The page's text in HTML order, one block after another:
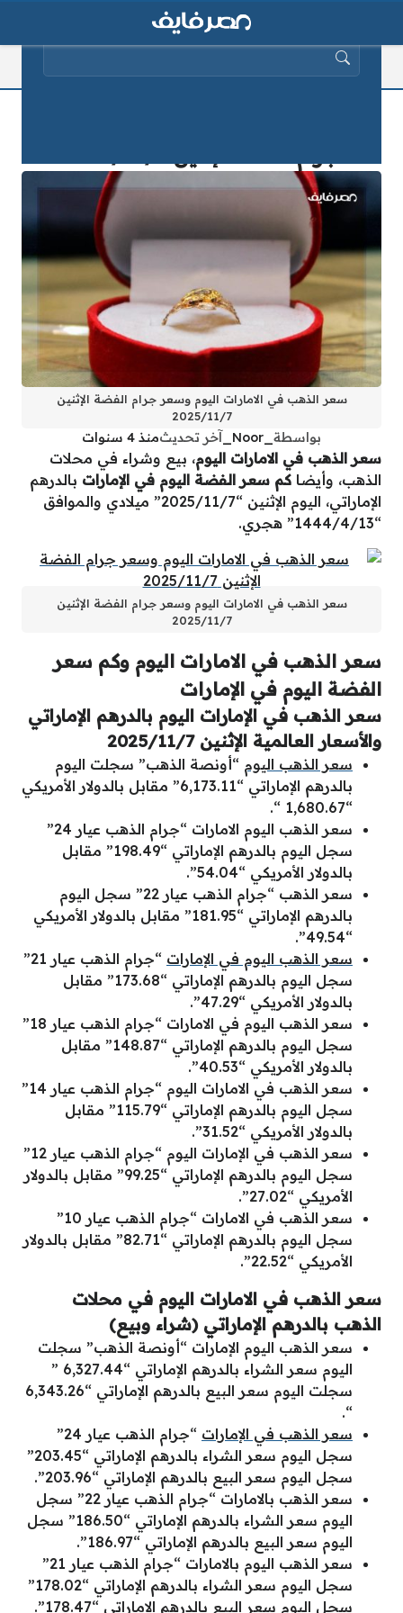
سعر الذهب في الامارات اليوم وسعر جرام الفضة الإثنين
2025/11/7
بواسطة آخر تحديثمنذ 4 سنوات
سعر الذهب في الامارات اليوم، بيع وشراء في محلات
الذهب، وأيضا كم سعر الفضة اليوم في الإمارات بالدرهم
الإماراتي، اليوم الإثنين “2025/11/7” ميلادي والموافق
“1444/4/13” هجري.
سعر الذهب في الامارات اليوم وسعر جرام الفضة الإثنين
2025/11/7
سعر الذهب في الامارات اليوم وكم سعر
الفضة اليوم في الإمارات
سعر الذهب في الإمارات اليوم بالدرهم الإماراتي
والأسعار العالمية الإثنين 2025/11/7
سعر الذهب اليوم “أونصة الذهب” سجلت اليوم
بالدرهم الإماراتي “6,173.11” مقابل بالدولار الأمريكي
“1,680.67 “.
سعر الذهب اليوم الامارات “جرام الذهب عيار 24”
سجل اليوم بالدرهم الإماراتي “198.49” مقابل
بالدولار الأمريكي “54.04”.
سعر الذهب “جرام الذهب عيار 22” سجل اليوم
بالدرهم الإماراتي “181.95” مقابل بالدولار الأمريكي
“49.54”.
سعر الذهب اليوم في الإمارات
“جرام الذهب عيار 21”
سجل اليوم بالدرهم الإماراتي “173.68” مقابل
بالدولار الأمريكي “47.29”.
سعر الذهب اليوم في الامارات “جرام الذهب عيار 18”
سجل اليوم بالدرهم الإماراتي “148.87” مقابل
بالدولار الأمريكي “40.53”.
سعر الذهب في الامارات اليوم “جرام الذهب عيار 14”
سجل اليوم بالدرهم الإماراتي “115.79” مقابل
بالدولار الأمريكي “31.52”.
سعر الذهب في الإمارات اليوم “جرام الذهب عيار 12”
سجل اليوم بالدرهم الإماراتي “99.25” مقابل بالدولار
الأمريكي “27.02”.
سعر الذهب في الامارات “جرام الذهب عيار 10”
سجل اليوم بالدرهم الإماراتي “82.71” مقابل بالدولار
الأمريكي “22.52”.
سعر الذهب في الامارات اليوم في محلات
الذهب بالدرهم الإماراتي (شراء وبيع)
سعر الذهب اليوم الإمارات “أونصة الذهب” سجلت
اليوم سعر الشراء بالدرهم الإماراتي “6,327.44 ”
سجلت اليوم سعر البيع بالدرهم الإماراتي “6,343.26
“.
سعر الذهب في الإمارات
“جرام الذهب عيار 24”
سجل اليوم سعر الشراء بالدرهم الإماراتي “203.45”
سجل اليوم سعر البيع بالدرهم الإماراتي “203.96”.
سعر الذهب بالامارات “جرام الذهب عيار 22” سجل
اليوم سعر الشراء بالدرهم الإماراتي “186.50” سجل
اليوم سعر البيع بالدرهم الإماراتي “186.97”.
سعر الذهب اليوم بالامارات “جرام الذهب عيار 21”
سجل اليوم سعر الشراء بالدرهم الإماراتي “178.02”
سجل اليوم سعر البيع بالدرهم الإماراتي “178.47”.
البحث عن: